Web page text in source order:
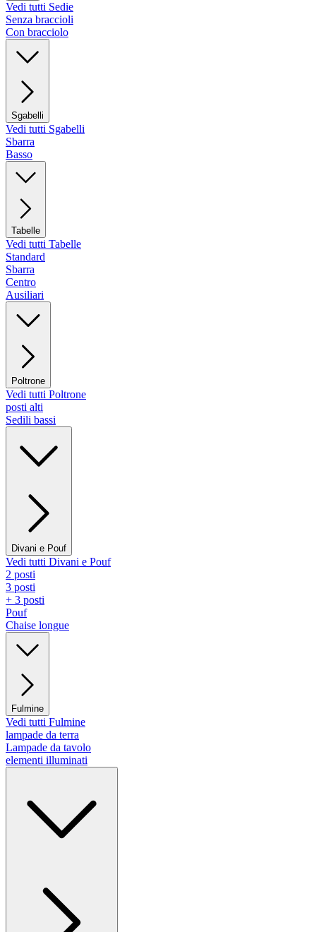
Vedi tutti Sedie
Senza braccioli
Con bracciolo
Sgabelli
Vedi tutti Sgabelli
Sbarra
Basso
Tabelle
Vedi tutti Tabelle
Standard
Sbarra
Centro
Ausiliari
Poltrone
Vedi tutti Poltrone
posti alti
Sedili bassi
Divani e Pouf
Vedi tutti Divani e Pouf
2 posti
3 posti
+ 3 posti
Pouf
Chaise longue
Fulmine
Vedi tutti Fulmine
lampade da terra
Lampade da tavolo
elementi illuminati